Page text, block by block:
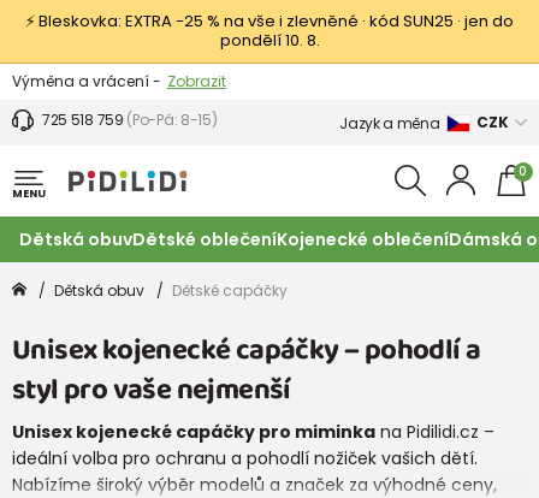
⚡ Bleskovka: EXTRA −25 % na vše i zlevněné · kód SUN25 · jen do
pondělí 10. 8.
Výměna a vrácení - Zobrazit
Sleva 100 Kč na první nákup -
725 518 759 (Po-Pá: 8-15) Jazyk a měna CZK
MENU
0
Dětská obuvDětské oblečeníKojenecké oblečeníDámská
Dětská obuv Dětské capáčky
Unisex kojenecké capáčky – pohodlí a
styl pro vaše nejmenší
Unisex kojenecké capáčky pro miminka na Pidilidi.cz –
ideální volba pro ochranu a pohodlí nožiček vašich dětí.
Nabízíme široký výběr modelů a značek za výhodné ceny,